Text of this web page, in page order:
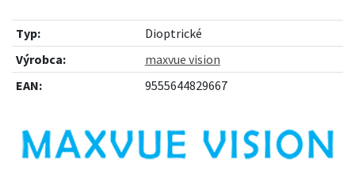
Typ:
Dioptrické
Výrobca:
maxvue vision
EAN:
9555644829667